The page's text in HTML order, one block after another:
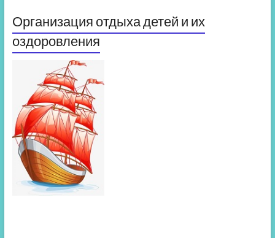
Организация отдыха детей и их
оздоровления